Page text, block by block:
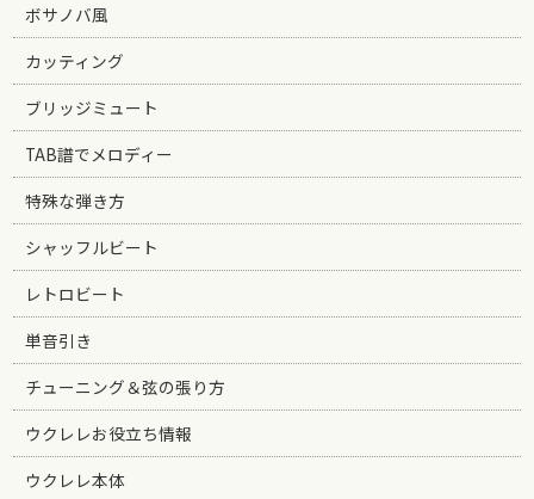
ボサノバ風
カッティング
ブリッジミュート
TAB譜でメロディー
特殊な弾き方
シャッフルビート
レトロビート
単音引き
チューニング＆弦の張り方
ウクレレお役立ち情報
ウクレレ本体